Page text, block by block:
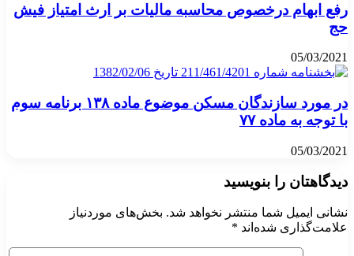
رفع ابهام درخصوص محاسبه مالیات بر ارث امتیاز فیش
حج
05/03/2021
در مورد سازندگان مسکن موضوع ماده ۱۳۸ برنامه سوم
با توجه به ماده ۷۷
05/03/2021
دیدگاهتان را بنویسید
نشانی ایمیل شما منتشر نخواهد شد. بخش‌های موردنیاز
علامت‌گذاری شده‌اند *